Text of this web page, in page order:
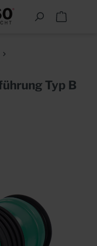
Typ B